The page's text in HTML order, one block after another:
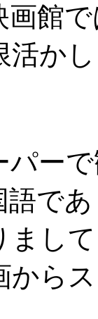
館
活か
パー
語で
まし
から